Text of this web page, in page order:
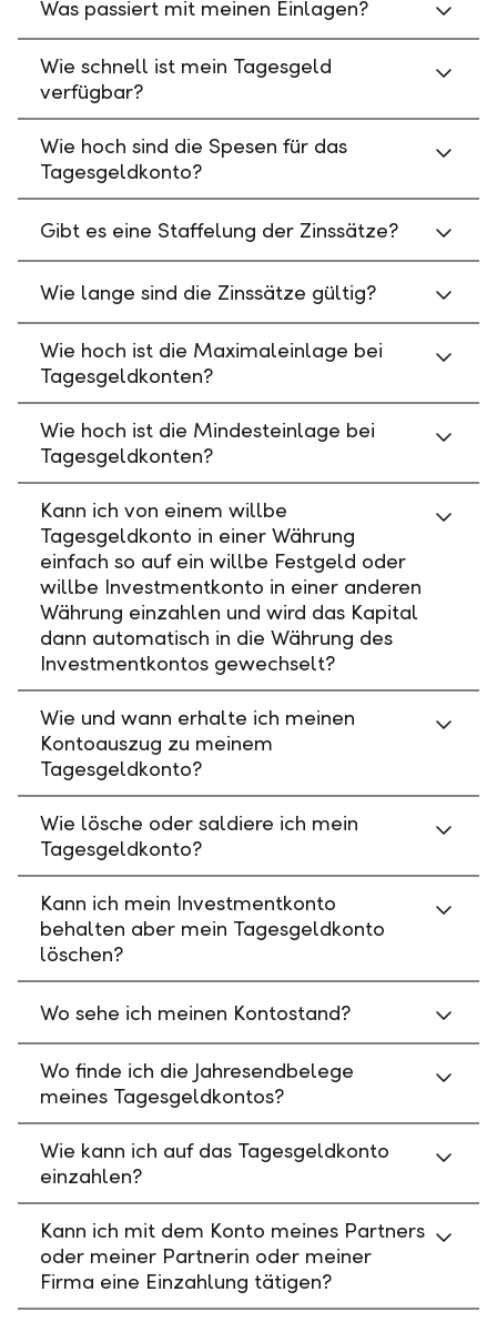
Was passiert mit meinen Einlagen?
Wie schnell ist mein Tagesgeld
verfügbar?
Wie hoch sind die Spesen für das
Tagesgeldkonto?
Gibt es eine Staffelung der Zinssätze?
Wie lange sind die Zinssätze gültig?
Wie hoch ist die Maximaleinlage bei
Tagesgeldkonten?
Wie hoch ist die Mindesteinlage bei
Tagesgeldkonten?
Kann ich von einem willbe
Tagesgeldkonto in einer Währung
einfach so auf ein willbe Festgeld oder
willbe Investmentkonto in einer anderen
Währung einzahlen und wird das Kapital
dann automatisch in die Währung des
Investmentkontos gewechselt?
Wie und wann erhalte ich meinen
Kontoauszug zu meinem
Tagesgeldkonto?
Wie lösche oder saldiere ich mein
Tagesgeldkonto?
Kann ich mein Investmentkonto
behalten aber mein Tagesgeldkonto
löschen?
Wo sehe ich meinen Kontostand?
Wo finde ich die Jahresendbelege
meines Tagesgeldkontos?
Wie kann ich auf das Tagesgeldkonto
einzahlen?
Kann ich mit dem Konto meines Partners
oder meiner Partnerin oder meiner
Firma eine Einzahlung tätigen?